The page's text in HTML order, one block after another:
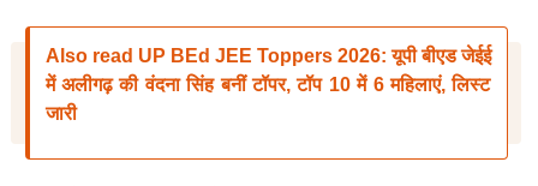
Also read UP BEd JEE Toppers 2026: यूपी बीएड जेईई
में अलीगढ़ की वंदना सिंह बनीं टॉपर, टॉप 10 में 6 महिलाएं, लिस्ट
जारी